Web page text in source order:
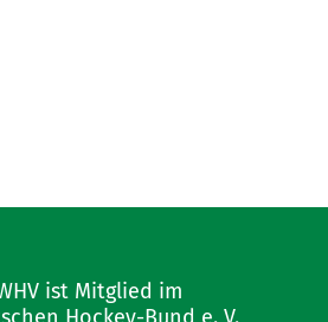
ist Mitglied im